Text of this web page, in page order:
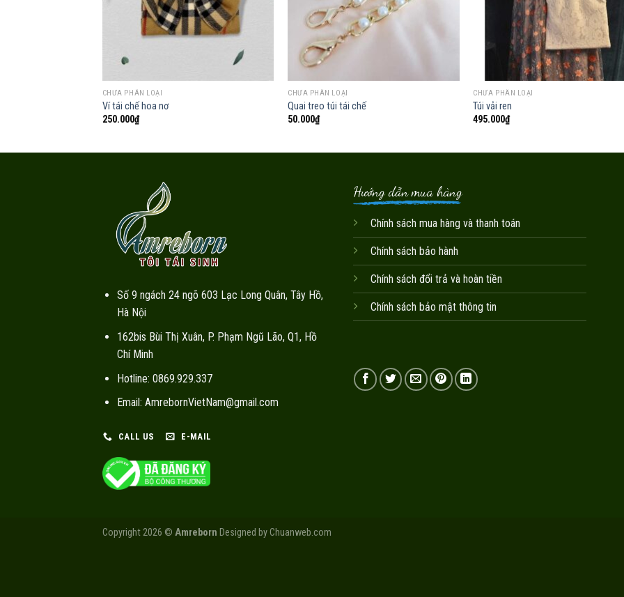
CHƯA PHÂN LOẠI
Ví tái chế hoa nơ
250.000₫
CHƯA PHÂN LOẠI
Quai treo túi tái chế
50.000₫
CHƯA PHÂN LOẠI
Túi vải ren
495.000₫
Số 9 ngách 24 ngõ 603 Lạc Long Quân, Tây Hồ,
Hà Nội
162bis Bùi Thị Xuân, P. Phạm Ngũ Lão, Q1, Hồ
Chí Minh
Hotline: 0869.929.337
Email: AmrebornVietNam@gmail.com
CALL US E-MAIL
Hướng dẫn mua hàng
Chính sách mua hàng và thanh toán
Chính sách bảo hành
Chính sách đổi trả và hoàn tiền
Chính sách bảo mật thông tin
Copyright 2026 © Amreborn Designed byChuanweb.com